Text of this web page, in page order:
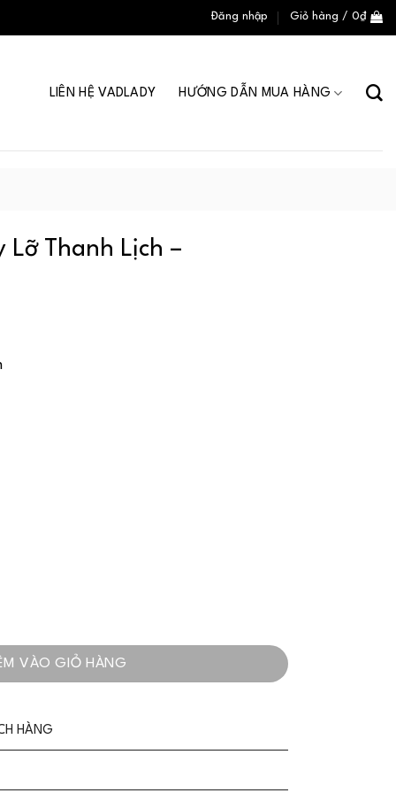
Đăng nhập Giỏ hàng / 0₫
LIÊN HỆ VADLADY HƯỚNG DẪN MUA HÀNG
Lỡ Thanh Lịch –
VÀO GIỎ HÀNG
HÀNG